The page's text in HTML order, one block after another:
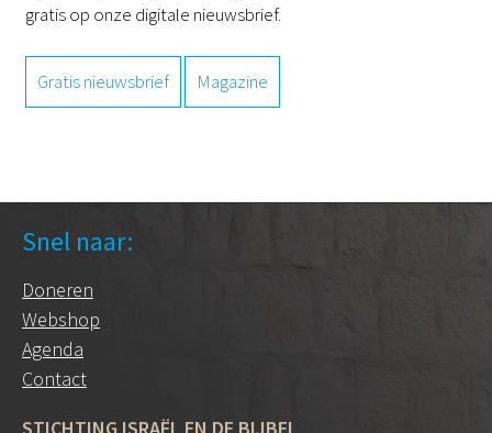
gratis op onze digitale nieuwsbrief.
Gratis nieuwsbrief Magazine
Snel naar:
Doneren
Webshop
Agenda
Contact
STICHTING ISRAËL EN DE BIJBEL